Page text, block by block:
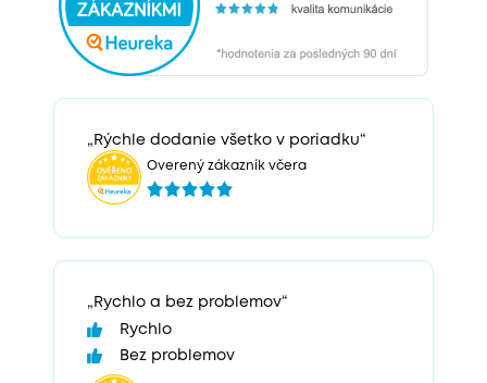
„Rýchle dodanie všetko v poriadku“
Overený zákazník včera
„Rychlo a bez problemov“
Rychlo
Bez problemov